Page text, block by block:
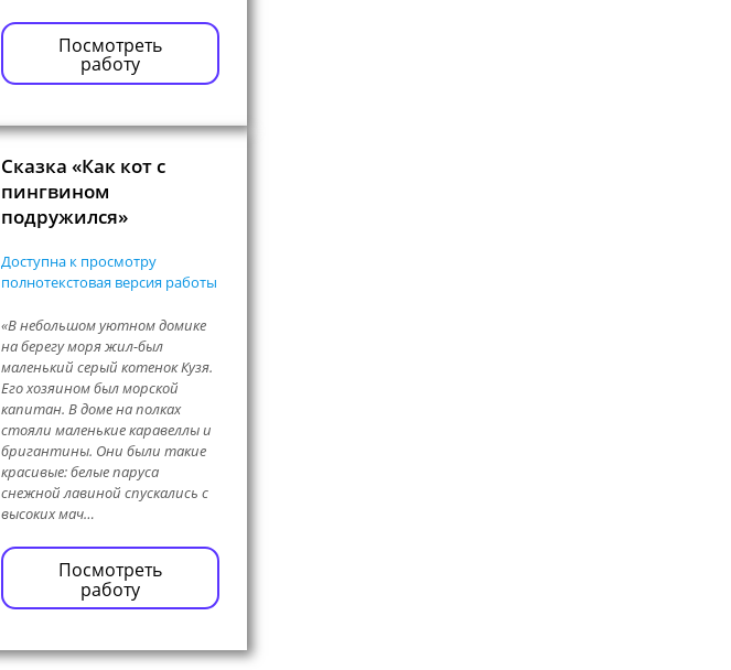
Посмотреть
работу
Сказка «Как кот с
пингвином
подружился»
Доступна к просмотру
полнотекстовая версия работы
«В небольшом уютном домике
на берегу моря жил-был
маленький серый котенок Кузя.
Его хозяином был морской
капитан. В доме на полках
стояли маленькие каравеллы и
бригантины. Они были такие
красивые: белые паруса
снежной лавиной спускались с
высоких мач…
Посмотреть
работу